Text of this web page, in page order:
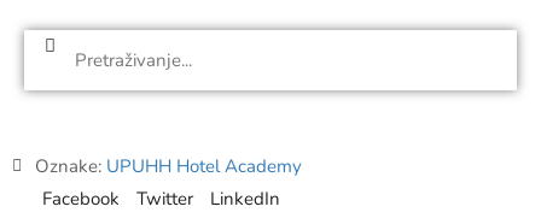
Oznake: UPUHH Hotel Academy
Facebook
Twitter LinkedIn